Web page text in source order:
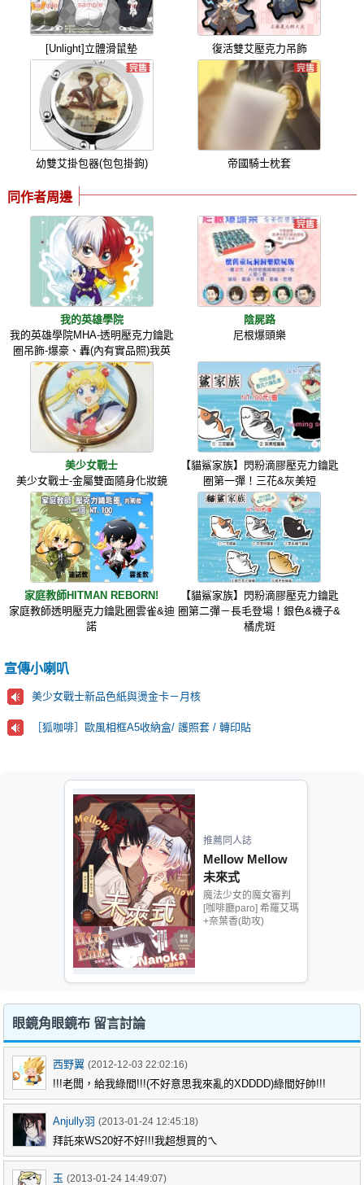
[Unlight]立體滑鼠墊 復活雙艾壓克力吊飾
幼雙艾掛包器(包包掛鉤) 帝國騎士枕套
同作者周邊
我的英雄學院
我的英雄學院MHA-透明壓克力鑰匙
圈吊飾-爆豪、轟(內有實品照)我英
陰屍路
尼根爆頭樂
美少女戰士
美少女戰士-金屬雙面隨身化妝鏡
【貓鯊家族】閃粉滴膠壓克力鑰匙
圈第一彈！三花&灰美短
家庭教師HITMAN REBORN!
家庭教師透明壓克力鑰匙圈雲雀&迪
諾
【貓鯊家族】閃粉滴膠壓克力鑰匙
圈第二彈－長毛登場！銀色&襪子&
橘虎斑
宣傳小喇叭
美少女戰士新品色紙與燙金卡－月核
［狐咖啡］歐風相框A5收納盒/ 護照套 / 轉印貼
推薦同人誌
Mellow Mellow
未來式
魔法少女的魔女審判
[咖啡廳paro] 希羅艾瑪
+奈葉香(助攻)
眼鏡角眼鏡布 留言討論
西野翼 (2012-12-03 22:02:16)
!!!老闆，給我綠間!!!(不好意思我來亂的XDDDD)綠間好帥!!!
Anjully羽 (2013-01-24 12:45:18)
拜託來WS20好不好!!!我超想買的ㄟ
玉 (2013-01-24 14:49:07)